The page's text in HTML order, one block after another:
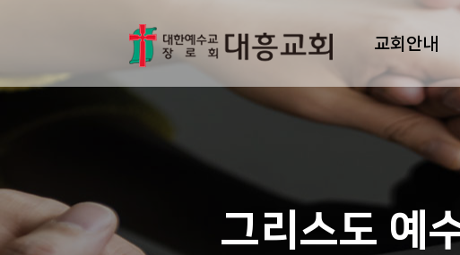
교회안내
그리스도 예